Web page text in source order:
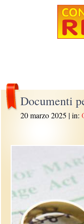
Documenti
20 marzo 2025 | in: